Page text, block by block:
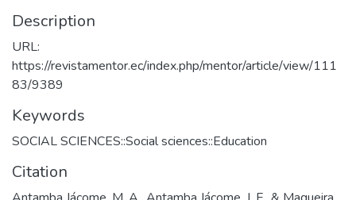
Description
URL:
https://revistamentor.ec/index.php/mentor/article/view/111
83/9389
Keywords
SOCIAL SCIENCES::Social sciences::Education
Citation